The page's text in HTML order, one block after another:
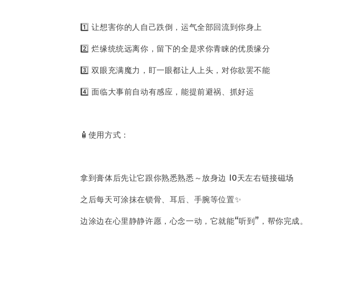
1️⃣ 让想害你的人自己跌倒，运气全部回流到你身上
2️⃣ 烂缘统统远离你，留下的全是求你青睐的优质缘分
3️⃣ 双眼充满魔力，盯一眼都让人上头，对你欲罢不能
4️⃣ 面临大事前自动有感应，能提前避祸、抓好运
🧴使用方式：
拿到膏体后先让它跟你熟悉熟悉～放身边 10天左右链接磁场
之后每天可涂抹在锁骨、耳后、手腕等位置✨
边涂边在心里静静许愿，心念一动，它就能“听到”，帮你完成。